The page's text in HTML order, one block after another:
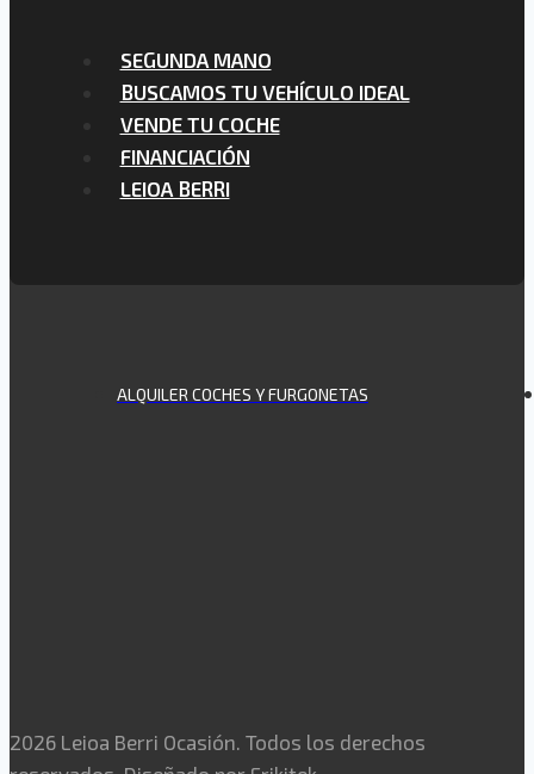
SEGUNDA MANO
BUSCAMOS TU VEHÍCULO IDEAL
VENDE TU COCHE
FINANCIACIÓN
LEIOA BERRI
ALQUILER COCHES Y FURGONETAS
2026 Leioa Berri Ocasión. Todos los derechos